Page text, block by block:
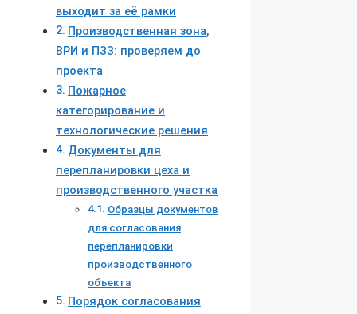
выходит за её рамки
Производственная зона,
ВРИ и ПЗЗ: проверяем до
проекта
Пожарное
категорирование и
технологические решения
Документы для
перепланировки цеха и
производственного участка
Образцы документов
для согласования
перепланировки
производственного
объекта
Порядок согласования